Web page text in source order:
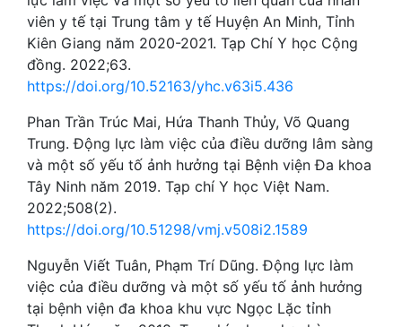
viên y tế tại Trung tâm y tế Huyện An Minh, Tỉnh
Kiên Giang năm 2020-2021. Tạp Chí Y học Cộng
đồng. 2022;63.
https://doi.org/10.52163/yhc.v63i5.436
Phan Trần Trúc Mai, Hứa Thanh Thủy, Võ Quang
Trung. Động lực làm việc của điều dưỡng lâm sàng
và một số yếu tố ảnh hưởng tại Bệnh viện Đa khoa
Tây Ninh năm 2019. Tạp chí Y học Việt Nam.
2022;508(2).
https://doi.org/10.51298/vmj.v508i2.1589
Nguyễn Viết Tuân, Phạm Trí Dũng. Động lực làm
việc của điều dưỡng và một số yếu tố ảnh hưởng
tại bệnh viện đa khoa khu vực Ngọc Lặc tỉnh